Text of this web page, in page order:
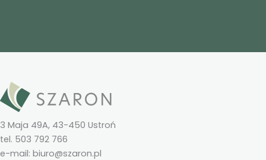
3 Maja 49A, 43-450 Ustroń
tel. 503 792 766
e-mail: biuro@szaron.pl